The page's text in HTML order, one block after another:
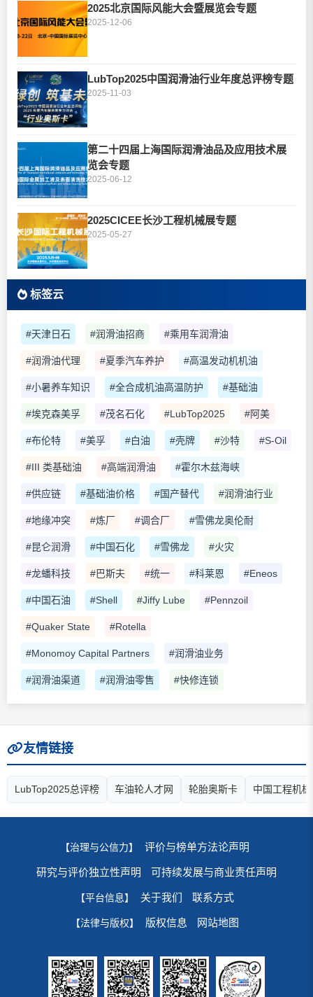
2025北京国际风能大会暨展览会专题
2025-12-06
LubTop2025中国润滑油行业年度总评榜专题
2025-11-03
第二十四届上海国际润滑油品及应用技术展
览会专题
2025-06-12
2025CICEE长沙工程机械展专题
2025-05-27
标签云
#天津日石 #润滑油招商 #乘用车润滑油
#润滑油代理 #夏季汽车养护 #高温发动机机油
#小暑养车知识 #全合成机油高温防护 #基础油
#埃克森美孚 #茂名石化 #LubTop2025 #阿美
#布伦特 #美孚 #白油 #壳牌 #沙特 #S-Oil
#III 类基础油 #高端润滑油 #霍尔木兹海峡
#供应链 #基础油价格 #国产替代 #润滑油行业
#地缘冲突 #炼厂 #调合厂 #雪佛龙奥伦耐
#昆仑润滑 #中国石化 #雪佛龙 #火灾
#龙蟠科技 #巴斯夫 #统一 #科莱恩 #Eneos
#中国石油 #Shell #Jiffy Lube #Pennzoil
#Quaker State #Rotella
#Monomoy Capital Partners #润滑油业务
#润滑油渠道 #润滑油零售 #快修连锁
友情链接
LubTop2025总评榜 车油轮人才网 轮胎奥斯卡 中国工程机
【治理与公信力】 评价与榜单方法论声明
研究与评价独立性声明 可持续发展与商业责任声明
【平台信息】 关于我们 联系方式
【法律与版权】 版权信息 网站地图